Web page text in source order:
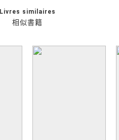
相似書籍
Livres similaires